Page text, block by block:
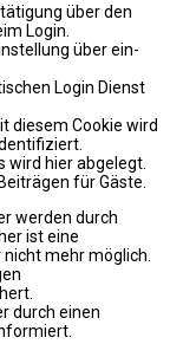
über den
Login.
über ein-
Login Dienst
diesem Cookie wird
wird hier abgelegt.
für Gäste.
werden durch
ist eine
mehr möglich.
durch einen